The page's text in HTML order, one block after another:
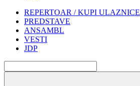
REPERTOAR / KUPI ULAZNICE
PREDSTAVE
ANSAMBL
VESTI
JDP